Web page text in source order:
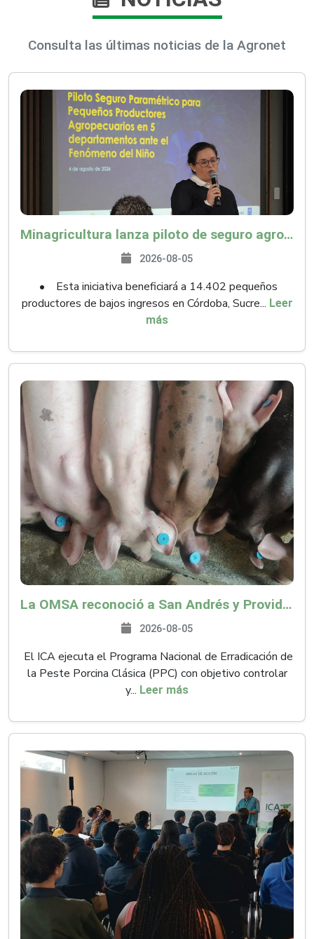
Consulta las últimas noticias de la Agronet
Minagricultura lanza piloto de seguro agropecuario por $9.625 millones para proteger a más de 14.000 pequeños productores contra riesgos del Fenómeno de El Niño
2026-08-05
• Esta iniciativa beneficiará a 14.402 pequeños
productores de bajos ingresos en Córdoba, Sucre... Leer
más
La OMSA reconoció a San Andrés y Providencia como zona libre de Peste Porcina Clásica (PPC)
2026-08-05
El ICA ejecuta el Programa Nacional de Erradicación de
la Peste Porcina Clásica (PPC) con objetivo controlar
y... Leer más